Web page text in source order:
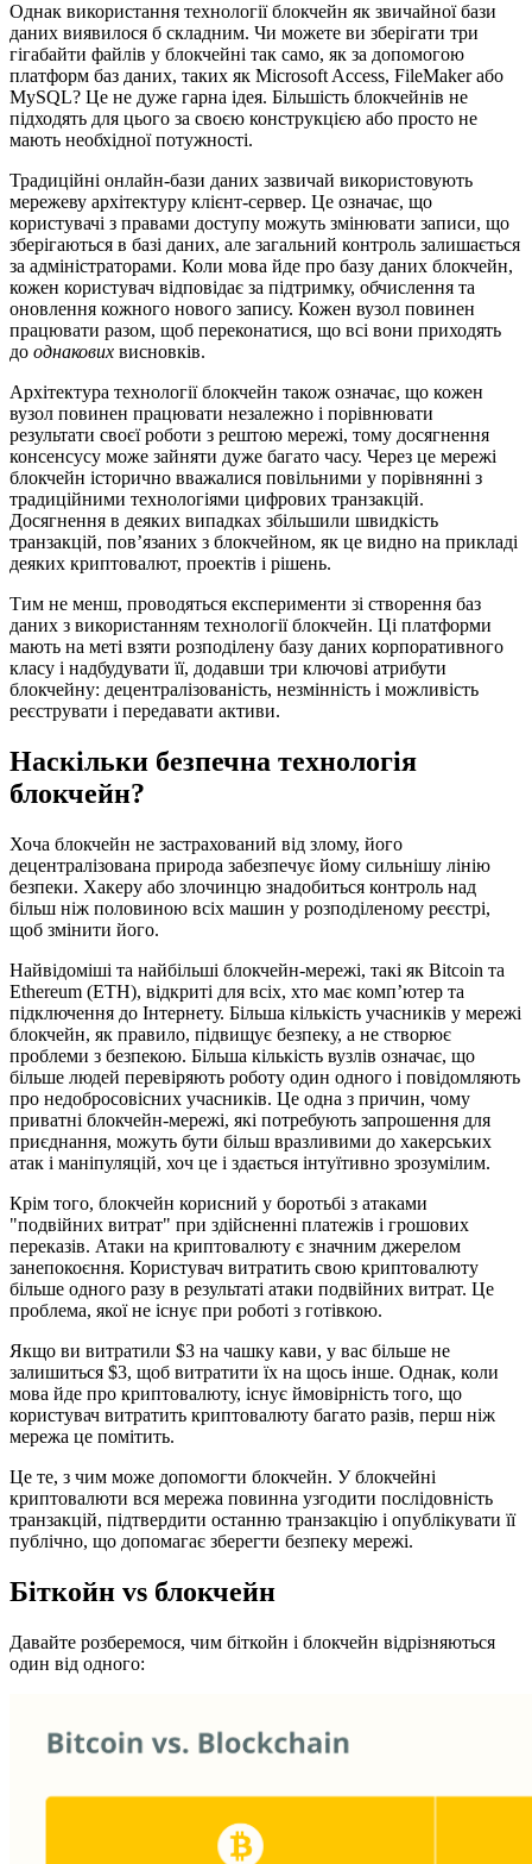
Однак використання технології блокчейн як звичайної бази
даних виявилося б складним. Чи можете ви зберігати три
гігабайти файлів у блокчейні так само, як за допомогою
платформ баз даних, таких як Microsoft Access, FileMaker або
MySQL? Це не дуже гарна ідея. Більшість блокчейнів не
підходять для цього за своєю конструкцією або просто не
мають необхідної потужності.
Традиційні онлайн-бази даних зазвичай використовують
мережеву архітектуру клієнт-сервер. Це означає, що
користувачі з правами доступу можуть змінювати записи, що
зберігаються в базі даних, але загальний контроль залишається
за адміністраторами. Коли мова йде про базу даних блокчейн,
кожен користувач відповідає за підтримку, обчислення та
оновлення кожного нового запису. Кожен вузол повинен
працювати разом, щоб переконатися, що всі вони приходять
до однакових висновків.
Архітектура технології блокчейн також означає, що кожен
вузол повинен працювати незалежно і порівнювати
результати своєї роботи з рештою мережі, тому досягнення
консенсусу може зайняти дуже багато часу. Через це мережі
блокчейн історично вважалися повільними у порівнянні з
традиційними технологіями цифрових транзакцій.
Досягнення в деяких випадках збільшили швидкість
транзакцій, пов’язаних з блокчейном, як це видно на прикладі
деяких криптовалют, проектів і рішень.
Тим не менш, проводяться експерименти зі створення баз
даних з використанням технології блокчейн. Ці платформи
мають на меті взяти розподілену базу даних корпоративного
класу і надбудувати її, додавши три ключові атрибути
блокчейну: децентралізованість, незмінність і можливість
реєструвати і передавати активи.
Наскільки безпечна технологія
блокчейн?
Хоча блокчейн не застрахований від злому, його
децентралізована природа забезпечує йому сильнішу лінію
безпеки. Хакеру або злочинцю знадобиться контроль над
більш ніж половиною всіх машин у розподіленому реєстрі,
щоб змінити його.
Найвідоміші та найбільші блокчейн-мережі, такі як Bitcoin та
Ethereum (ETH), відкриті для всіх, хто має комп’ютер та
підключення до Інтернету. Більша кількість учасників у мережі
блокчейн, як правило, підвищує безпеку, а не створює
проблеми з безпекою. Більша кількість вузлів означає, що
більше людей перевіряють роботу один одного і повідомляють
про недобросовісних учасників. Це одна з причин, чому
приватні блокчейн-мережі, які потребують запрошення для
приєднання, можуть бути більш вразливими до хакерських
атак і маніпуляцій, хоч це і здається інтуїтивно зрозумілим.
Крім того, блокчейн корисний у боротьбі з атаками
"подвійних витрат" при здійсненні платежів і грошових
переказів. Атаки на криптовалюту є значним джерелом
занепокоєння. Користувач витратить свою криптовалюту
більше одного разу в результаті атаки подвійних витрат. Це
проблема, якої не існує при роботі з готівкою.
Якщо ви витратили $3 на чашку кави, у вас більше не
залишиться $3, щоб витратити їх на щось інше. Однак, коли
мова йде про криптовалюту, існує ймовірність того, що
користувач витратить криптовалюту багато разів, перш ніж
мережа це помітить.
Це те, з чим може допомогти блокчейн. У блокчейні
криптовалюти вся мережа повинна узгодити послідовність
транзакцій, підтвердити останню транзакцію і опублікувати її
публічно, що допомагає зберегти безпеку мережі.
Біткойн vs блокчейн
Давайте розберемося, чим біткойн і блокчейн відрізняються
один від одного: